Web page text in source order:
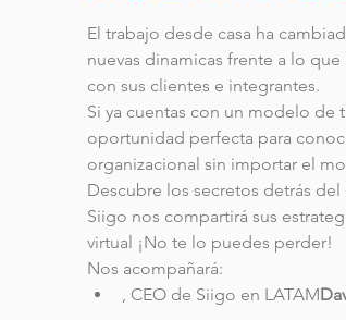
El trabajo desde casa ha
nuevas dinamicas frente a lo
con sus clientes e integrantes.
Si ya cuentas con un modelo de
oportunidad perfecta para
organizacional sin importar el
Descubre los secretos detrás
Siigo nos compartirá sus
virtual ¡No te lo puedes perder!
Nos acompañará:
, CEO de Siigo en LATAM